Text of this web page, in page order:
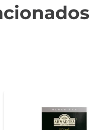
Mel e Baunilha é
tornando-o uma